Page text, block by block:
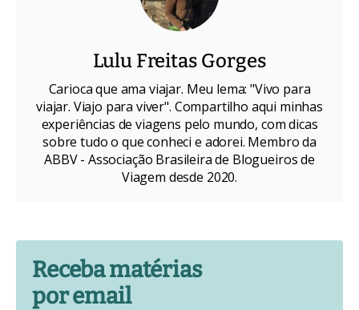
Lulu Freitas Gorges
Carioca que ama viajar. Meu lema: "Vivo para
viajar. Viajo para viver". Compartilho aqui minhas
experiências de viagens pelo mundo, com dicas
sobre tudo o que conheci e adorei. Membro da
ABBV - Associação Brasileira de Blogueiros de
Viagem desde 2020.
Receba matérias
por email